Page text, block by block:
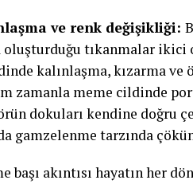
ve renk değişikliği:
tıkanmalar ikici
kalınlaşma, kızarma
zamanla meme cildinde
dokuları kendine doğru
gamzelenme tarzında
başı akıntısı hayatın her